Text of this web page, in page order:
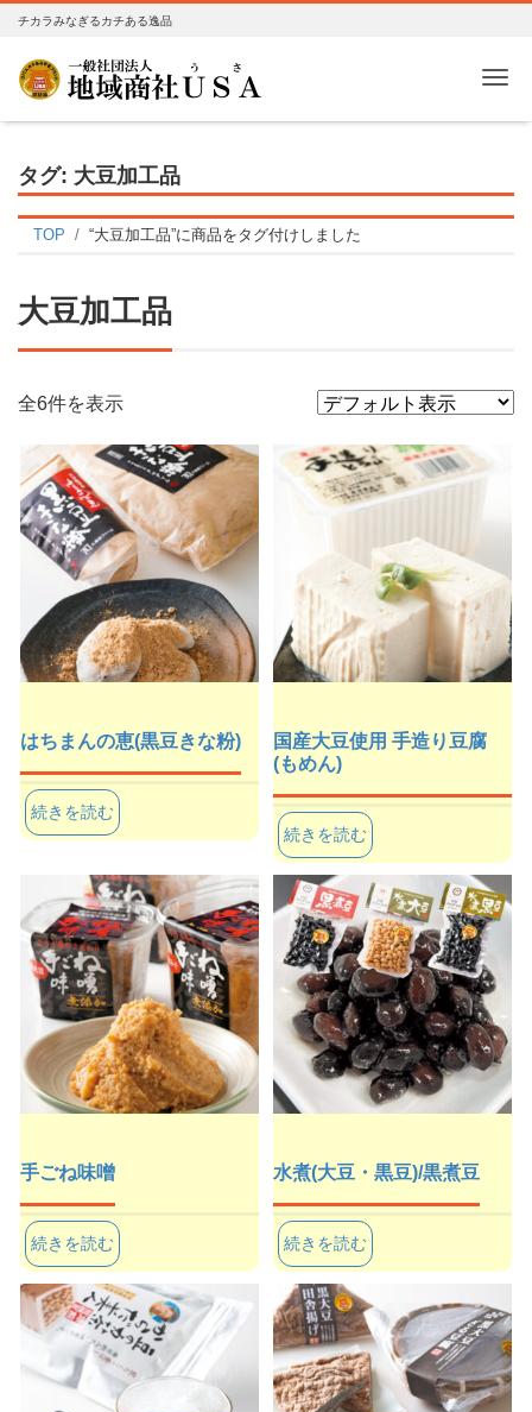
チカラみなぎるカチある逸品
タグ: 大豆加工品
TOP “大豆加工品”に商品をタグ付けしました
大豆加工品
全6件を表示
はちまんの恵(黒豆きな粉)
続きを読む
国産大豆使用 手造り豆腐
(もめん)
続きを読む
手ごね味噌
続きを読む
水煮(大豆・黒豆)/黒煮豆
続きを読む